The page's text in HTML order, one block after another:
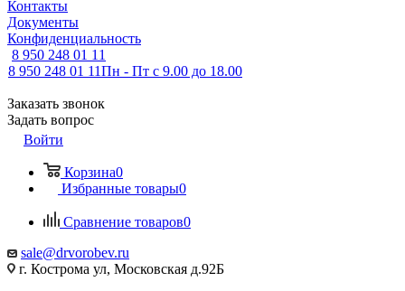
Контакты
Документы
Конфиденциальность
8 950 248 01 11
8 950 248 01 11Пн - Пт с 9.00 до 18.00
Заказать звонок
Задать вопрос
Войти
Корзина0
Избранные товары0
Сравнение товаров0
sale@drvorobev.ru
г. Кострома ул, Московская д.92Б